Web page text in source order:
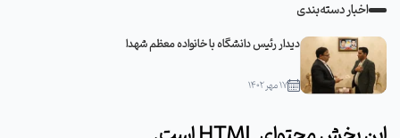
اخبار دسته‌بندی
دیدار رئیس دانشگاه با خانواده معظم شهدا
۱۷ مهر ۱۴۰۲